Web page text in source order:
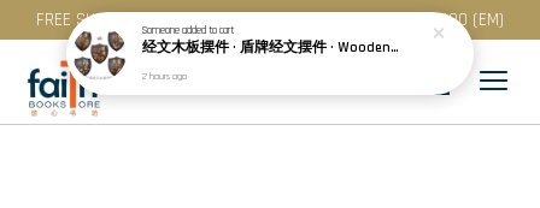
FREE SHIPPING for purchase above RM 200 (WM) / RM 300 (EM)
Someoneadded to cart
经文木板摆件 · 盾牌经文摆件 · Wooden Plaque Decoration · Shield-shaped Scripture Plaque · With Chinese Bible Verse · Agape
2 hours ago